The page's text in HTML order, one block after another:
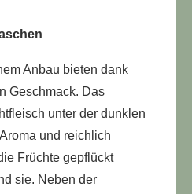
Anbau bieten dank
Geschmack. Das
unter der dunklen
und reichlich
Früchte gepflückt
sie. Neben der